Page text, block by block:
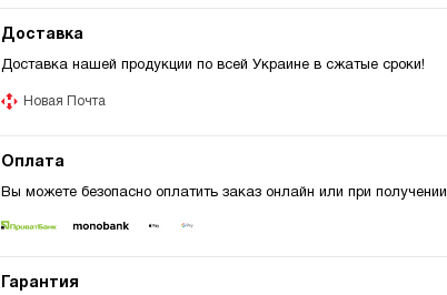
Доставка
Доставка нашей продукции по всей Украине в сжатые сроки!
Новая Почта
Оплата
Вы можете безопасно оплатить заказ онлайн или при получении
Гарантия